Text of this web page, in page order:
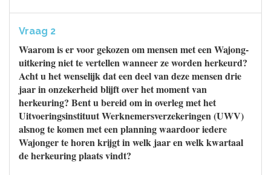
Vraag 2
Waarom is er voor gekozen om mensen met een Wajong-
uitkering niet te vertellen wanneer ze worden herkeurd?
Acht u het wenselijk dat een deel van deze mensen drie
jaar in onzekerheid blijft over het moment van
herkeuring? Bent u bereid om in overleg met het
Uitvoeringsinstituut Werknemersverzekeringen (UWV)
alsnog te komen met een planning waardoor iedere
Wajonger te horen krijgt in welk jaar en welk kwartaal
de herkeuring plaats vindt?